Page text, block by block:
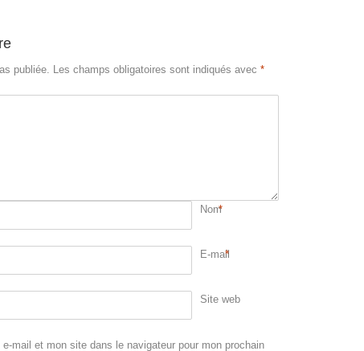
publiée. Les champs obligatoires sont indiqués avec *
Nom*
E-mail
*
Site web
mail et mon site dans le navigateur pour mon prochain